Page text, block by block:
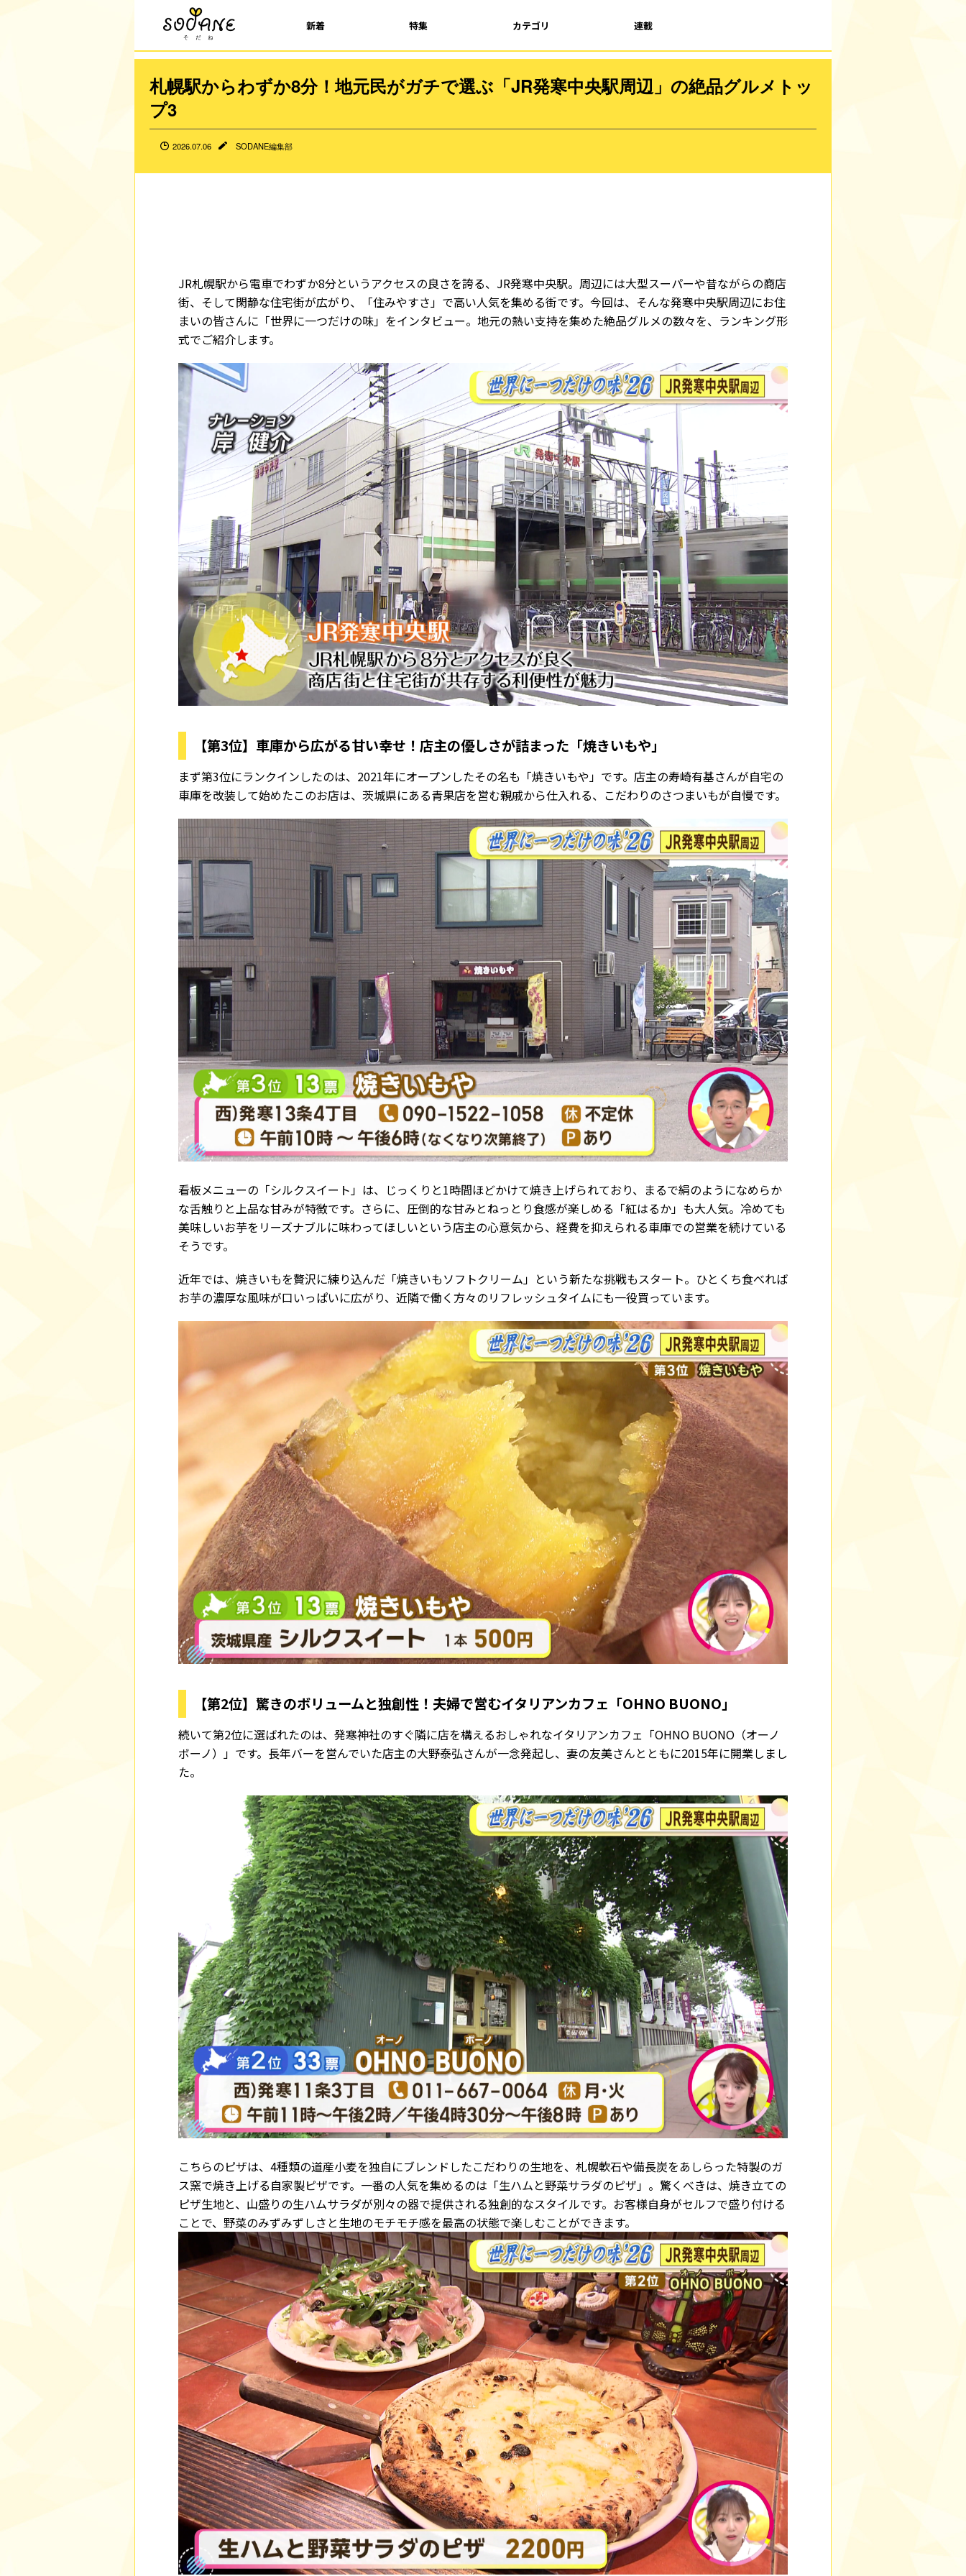
新着 特集 カテゴリ 連載
札幌駅からわずか8分！地元民がガチで選ぶ「JR発寒中央駅周辺」の絶品グルメトッ
プ3
2026.07.06 SODANE編集部
JR札幌駅から電車でわずか8分というアクセスの良さを誇る、JR発寒中央駅。周辺には大型スーパーや昔ながらの商店
街、そして閑静な住宅街が広がり、「住みやすさ」で高い人気を集める街です。今回は、そんな発寒中央駅周辺にお住
まいの皆さんに「世界に一つだけの味」をインタビュー。地元の熱い支持を集めた絶品グルメの数々を、ランキング形
式でご紹介します。
【第3位】車庫から広がる甘い幸せ！店主の優しさが詰まった「焼きいもや」
まず第3位にランクインしたのは、2021年にオープンしたその名も「焼きいもや」です。店主の寿崎有基さんが自宅の
車庫を改装して始めたこのお店は、茨城県にある青果店を営む親戚から仕入れる、こだわりのさつまいもが自慢です。
看板メニューの「シルクスイート」は、じっくりと1時間ほどかけて焼き上げられており、まるで絹のようになめらか
な舌触りと上品な甘みが特徴です。さらに、圧倒的な甘みとねっとり食感が楽しめる「紅はるか」も大人気。冷めても
美味しいお芋をリーズナブルに味わってほしいという店主の心意気から、経費を抑えられる車庫での営業を続けている
そうです。
近年では、焼きいもを贅沢に練り込んだ「焼きいもソフトクリーム」という新たな挑戦もスタート。ひとくち食べれば
お芋の濃厚な風味が口いっぱいに広がり、近隣で働く方々のリフレッシュタイムにも一役買っています。
【第2位】驚きのボリュームと独創性！夫婦で営むイタリアンカフェ「OHNO BUONO」
続いて第2位に選ばれたのは、発寒神社のすぐ隣に店を構えるおしゃれなイタリアンカフェ「OHNO BUONO（オーノ
ボーノ）」です。長年バーを営んでいた店主の大野泰弘さんが一念発起し、妻の友美さんとともに2015年に開業しまし
た。
こちらのピザは、4種類の道産小麦を独自にブレンドしたこだわりの生地を、札幌軟石や備長炭をあしらった特製のガ
ス窯で焼き上げる自家製ピザです。一番の人気を集めるのは「生ハムと野菜サラダのピザ」。驚くべきは、焼き立ての
ピザ生地と、山盛りの生ハムサラダが別々の器で提供される独創的なスタイルです。お客様自身がセルフで盛り付ける
ことで、野菜のみずみずしさと生地のモチモチ感を最高の状態で楽しむことができます。